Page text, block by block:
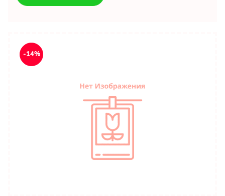
-14%